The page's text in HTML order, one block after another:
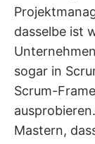
dasselbe ist
sogar in
Scrum-
Mastern,